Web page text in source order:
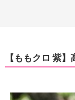
【ももクロ 紫